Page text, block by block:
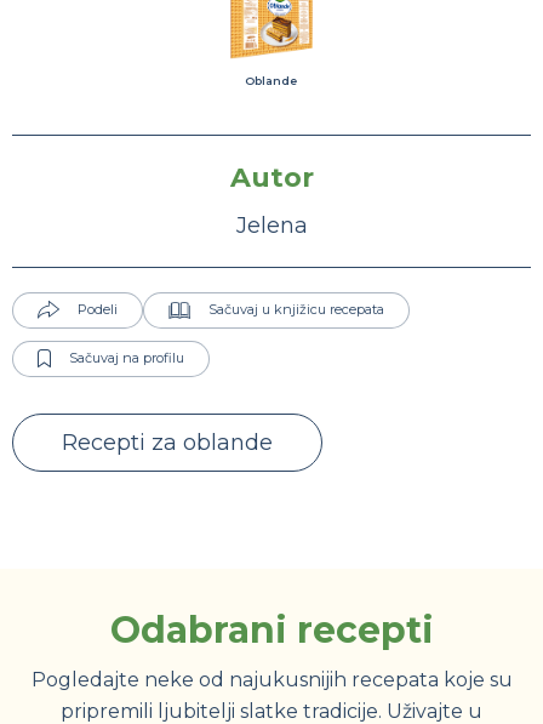
Oblande
Autor
Jelena
Podeli Sačuvaj u knjižicu recepata
Sačuvaj na profilu
Recepti za oblande
Odabrani recepti
Pogledajte neke od najukusnijih recepata koje su
pripremili ljubitelji slatke tradicije. Uživajte u